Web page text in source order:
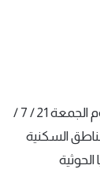
(واس) – أوضح المتحدث الإعلامي لمديرية الدفاع المدني بمنطقة عسير النقيب محمد بن عبده السيد، أنه في يوم الجمعة 21 / 7 /
المناطق السكنية